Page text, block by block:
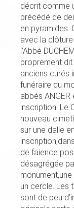
décrit comme
précédé de
en pyramides.
avec la
l'Abbé
proprement
anciens curés
funéraire du
abbés ANGER
inscription. Le
nouveau
sur une dalle
de faience
désagrégée
un cercle. Les
sont de peu